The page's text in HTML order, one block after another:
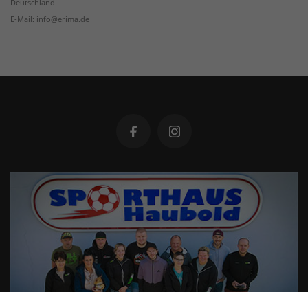
Deutschland
E-Mail: info@erima.de